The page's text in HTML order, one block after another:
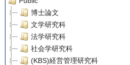
博士論文
文学研究科
法学研究科
社会学研究科
(KBS)経営管理研究科